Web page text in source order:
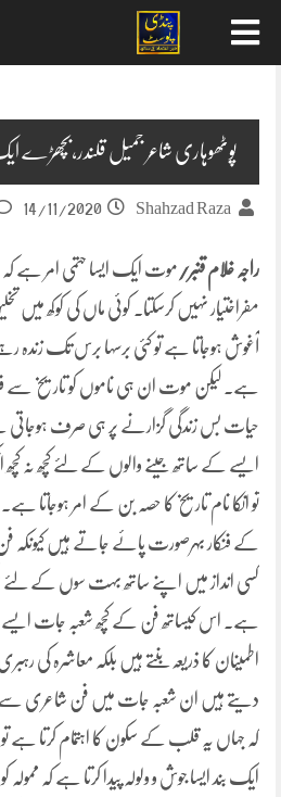
پوٹھوہاری شاعر جمیل قلندر،بچھڑے
Shahzad Raza
14/11/2020
راجہ غلام قنبر/ موت ایک ایسا حتمی امر ہے
مفراختیار نہیں کرسکتا۔ کوئی ماں کی کوکھ
آغوش ہوجاتا ہے تو کئی برسہا برس تک زندہ
ہے۔ لیکن موت ان ہی ناموں کو تاریخ سے
حیات بس زندگی گزارنے پر ہی صرف ہوجاتی
ایسے کے ساتھ جینے والوں کے لئے کچھ نہ
تو انکا نام تاریخ کا حصہ بن کے امر ہوجاتا
کے فنکار بہرصورت پائے جاتے ہیں کیونکہ فن
کسی انداز میں اپنے ساتھ بہت سوں کے لئے
ہے۔ اس کیساتھ فن کے کچھ شعبہ جات
اطمینان کا ذریعہ بنتے ہیں بلکہ معاشرہ کی
دیتے ہیں ان شعبہ جات میں فن شاعری سے
کہ جہاں یہ قلب کے سکون کا اہتمام کرتا
ایک بند ایسا جوش و ولولہ پیدا کرتا ہے کہ ممولہ